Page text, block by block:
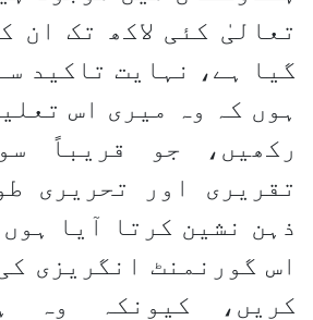
تعالیٰ کئی لاکھ تک ان
گیا ہے، نہایت تاکید
ہوں کہ وہ میری اس
رکھیں، جو قریباً
تقریری اور تحریری
ذہن نشین کرتا آیا
اس گورنمنٹ انگریزی
کریں، کیونکہ وہ